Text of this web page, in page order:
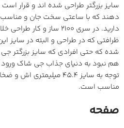
سایز بزرگتر طراحی شده اند و قرار
دهند که با ساعتی سخت جان و
دارید. در سری 2100 ساز و
ظرافتی که در طراحی و البته در سایز
شده که حتی افرادی که سایز بزرگتر
هم نبود به دنیای جذاب جی شاک
توجه به سایز 45.4
مناسب است.
صفحه